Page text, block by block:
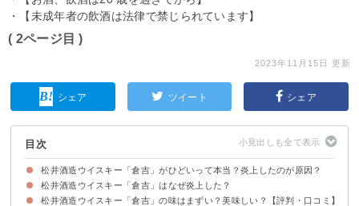
・【未成年者の飲酒は法律で禁じられています】
( 2ページ目 )
2023年11月15日 更新
シェア ツイート シェア
目次
松井酒造ウイスキー「倉吉」がひどいって本当？炎上したのが原因？
理由①松井酒造ウイスキー「倉吉」は過去に炎上したことがある
理由②味がまずいとの意見
松井酒造ウイスキー「倉吉」はなぜ炎上した？
理由①国産と表記されているが輸入した原酒を加工していた
理由②炎上後の社長の発言内容
炎上はしたが現在の日本の法律上で問題はない
松井酒造ウイスキー「倉吉」の味はまずい？美味しい？【評判・口コミ】